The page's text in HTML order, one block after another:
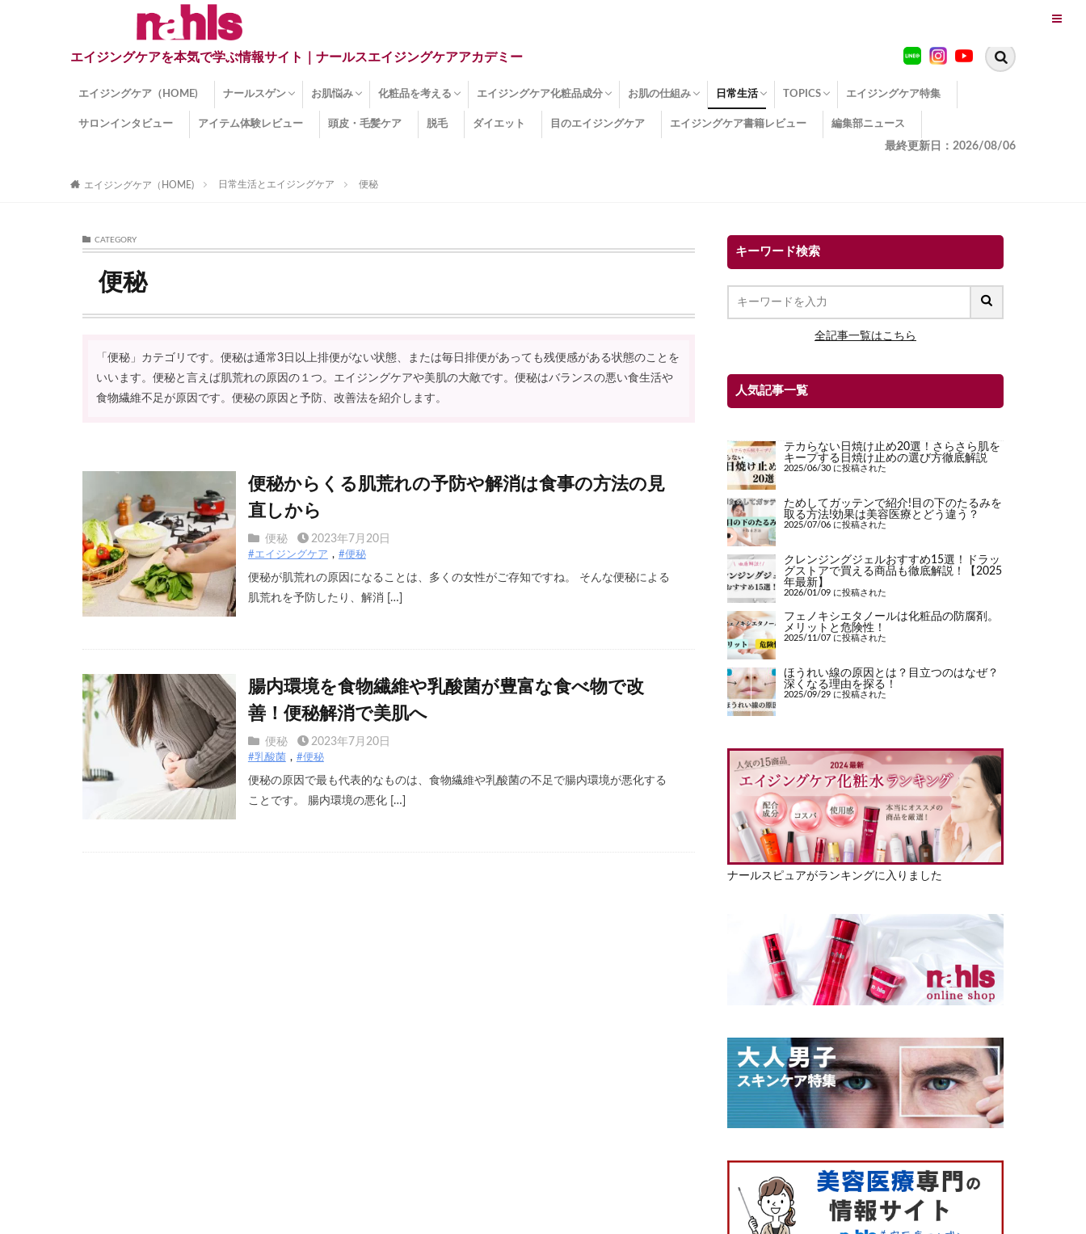
エイジングケアを本気で学ぶ情報サイト｜ナールスエイジングケアアカデミー
エイジングケア（HOME) ナールスゲン
ナールスゲンとは？
ナールスゲン関連成分
お肌悩み
インナードライ肌
くすみ
目の下のクマ
しみ
しわ
顔・頭皮のたるみ
ほうれい線
毛穴
手荒れ
乾燥肌
敏感肌
紫外線ダメージ
薄毛
その他のお肌悩み
化粧品を考える
エイジングケア化粧品
化粧水
美容液
保湿クリーム
酵素洗顔
ハンドクリーム
フェイスマスク
ほうれい線化粧品
コラーゲン化粧品
メイク化粧品
洗顔・クレンジング
オールインワン化粧品
その他の化粧品
エイジングケア化粧品成分
エイジングケア化粧品(成分)
セラミド
ネオダーミル
プロテオグリカン
ビタミンC誘導体
コラーゲン
その他の化粧品成分
お肌の仕組み
エイジング
ターンオーバー
皮下組織
表皮
真皮
表皮常在菌
女性ホルモン
その他
日常生活
糖化
便秘
TOPICS
エイジングケア TOPICS
コラーゲンサプリの効果
エイジングケアクイズ
季節別のエイジングケア
幸福とエイジングケア
温活でアンチエイジング
イオン導入
エイジングケア3つのポイント
エイジングケアセミナー
エイジングケアトピックス
動画でみるエイジングケア
エイジングケア特集
サロンインタビュー アイテム体験レビュー 頭皮・毛髪ケア 脱毛 ダイエット 目のエイジングケア エイジングケア書籍レビュー 編集部ニュース
最終更新日：2026/08/06
エイジングケア（HOME) 日常生活とエイジングケア 便秘
CATEGORY
便秘
「便秘」カテゴリです。便秘は通常3日以上排便がない状態、または毎日排便があっても残便感がある状態のことを
いいます。便秘と言えば肌荒れの原因の１つ。エイジングケアや美肌の大敵です。便秘はバランスの悪い食生活や
食物繊維不足が原因です。便秘の原因と予防、改善法を紹介します。
便秘からくる肌荒れの予防や解消は食事の方法の見
直しから
便秘 2023年7月20日
#エイジングケア #便秘
便秘が肌荒れの原因になることは、多くの女性がご存知ですね。 そんな便秘による
肌荒れを予防したり、解消 […]
腸内環境を食物繊維や乳酸菌が豊富な食べ物で改
善！便秘解消で美肌へ
便秘 2023年7月20日
#乳酸菌 #便秘
便秘の原因で最も代表的なものは、食物繊維や乳酸菌の不足で腸内環境が悪化する
ことです。 腸内環境の悪化 […]
キーワード検索
全記事一覧はこちら
人気記事一覧
テカらない日焼け止め20選！さらさら肌を
キープする日焼け止めの選び方徹底解説
2025/06/30 に投稿された
ためしてガッテンで紹介!目の下のたるみを
取る方法!効果は美容医療とどう違う？
2025/07/06 に投稿された
クレンジングジェルおすすめ15選！ドラッ
グストアで買える商品も徹底解説！【2025
年最新】
2026/01/09 に投稿された
フェノキシエタノールは化粧品の防腐剤。
メリットと危険性！
2025/11/07 に投稿された
ほうれい線の原因とは？目立つのはなぜ？
深くなる理由を探る！
2025/09/29 に投稿された
ナールスピュアがランキングに入りました